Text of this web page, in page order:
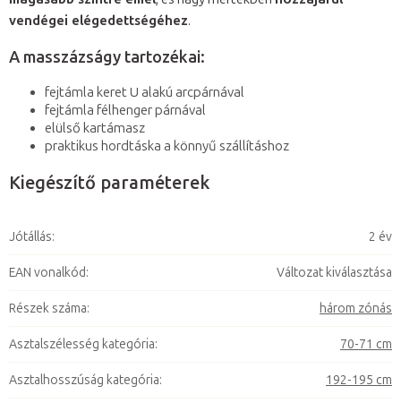
vendégei elégedettségéhez.
A masszázságy tartozékai:
fejtámla keret U alakú arcpárnával
fejtámla félhenger párnával
elülső kartámasz
praktikus hordtáska a könnyű szállításhoz
Kiegészítő paraméterek
Jótállás: 2 év
EAN vonalkód: Változat kiválasztása
Részek száma: három zónás
Asztalszélesség kategória: 70-71 cm
Asztalhosszúság kategória: 192-195 cm